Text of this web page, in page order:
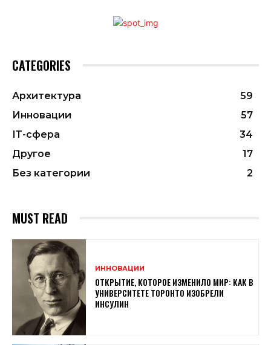
CATEGORIES
Архитектура
59
Инновации
57
ІТ-сфера
34
Другое
17
Без категории
2
MUST READ
ИННОВАЦИИ
ОТКРЫТИЕ, КОТОРОЕ ИЗМЕНИЛО МИР: КАК В
УНИВЕРСИТЕТЕ ТОРОНТО ИЗОБРЕЛИ
ИНСУЛИН